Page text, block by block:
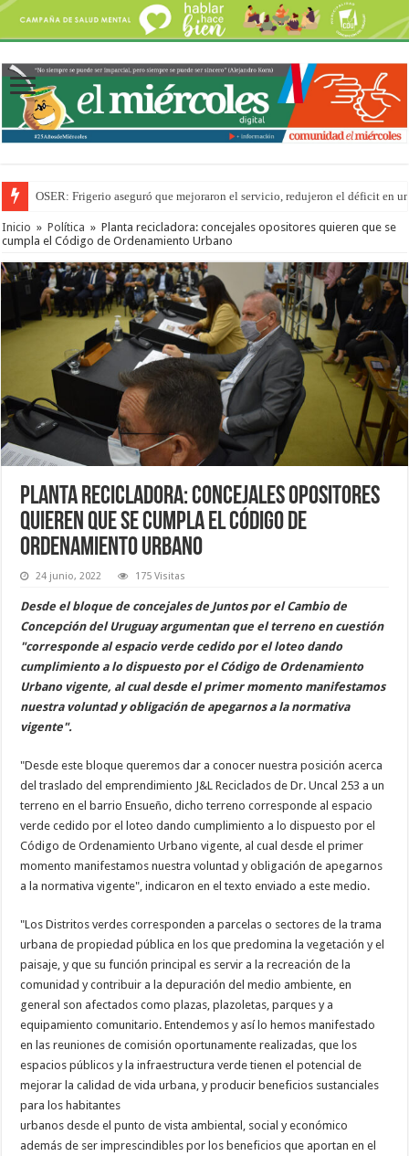
OSER: Frigerio aseguró que mejoraron el servicio, redujeron el déficit en
Por primera vez hicieron una cirugía de reconstrucción torácica en el
Inicio » Política » Planta recicladora: concejales opositores quieren que se
cumpla el Código de Ordenamiento Urbano
Planta recicladora: concejales opositores
quieren que se cumpla el Código de
Ordenamiento Urbano
24 junio, 2022 175 Visitas
Desde el bloque de concejales de Juntos por el Cambio de
Concepción del Uruguay argumentan que el terreno en cuestión
"corresponde al espacio verde cedido por el loteo dando
cumplimiento a lo dispuesto por el Código de Ordenamiento
Urbano vigente, al cual desde el primer momento manifestamos
nuestra voluntad y obligación de apegarnos a la normativa
vigente".
"Desde este bloque queremos dar a conocer nuestra posición acerca
del traslado del emprendimiento J&L Reciclados de Dr. Uncal 253 a un
terreno en el barrio Ensueño, dicho terreno corresponde al espacio
verde cedido por el loteo dando cumplimiento a lo dispuesto por el
Código de Ordenamiento Urbano vigente, al cual desde el primer
momento manifestamos nuestra voluntad y obligación de apegarnos
a la normativa vigente", indicaron en el texto enviado a este medio.
"Los Distritos verdes corresponden a parcelas o sectores de la trama
urbana de propiedad pública en los que predomina la vegetación y el
paisaje, y que su función principal es servir a la recreación de la
comunidad y contribuir a la depuración del medio ambiente, en
general son afectados como plazas, plazoletas, parques y a
equipamiento comunitario. Entendemos y así lo hemos manifestado
en las reuniones de comisión oportunamente realizadas, que los
espacios públicos y la infraestructura verde tienen el potencial de
mejorar la calidad de vida urbana, y producir beneficios sustanciales
para los habitantes
urbanos desde el punto de vista ambiental, social y económico
además de ser imprescindibles por los beneficios que aportan en el